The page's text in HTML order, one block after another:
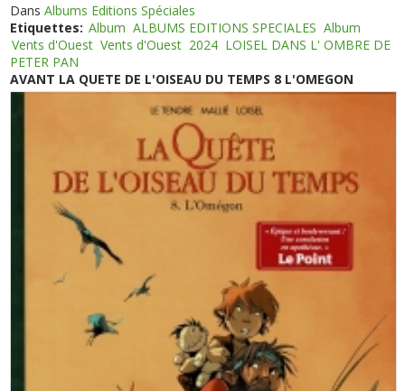
DansAlbums Editions Spéciales
Etiquettes: Album ALBUMS EDITIONS SPECIALES Album
Vents d'Ouest Vents d'Ouest 2024 LOISEL DANS L' OMBRE DE
PETER PAN
AVANT LA QUETE DE L'OISEAU DU TEMPS 8 L'OMEGON